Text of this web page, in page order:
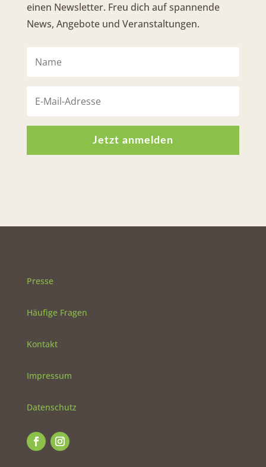
einen Newsletter. Freu dich auf spannende
News, Angebote und Veranstaltungen.
Jetzt anmelden
Presse
Häufige Fragen
Kontakt
Impressum
Datenschutz